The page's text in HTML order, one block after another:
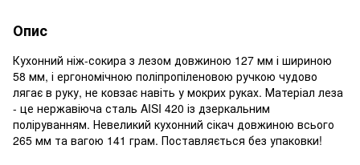
Опис
Кухонний ніж-сокира з лезом довжиною 127 мм і шириною
58 мм, і ергономічною поліпропіленовою ручкою чудово
лягає в руку, не ковзає навіть у мокрих руках. Матеріал леза
- це нержавіюча сталь AISI 420 із дзеркальним
поліруванням. Невеликий кухонний сікач довжиною всього
265 мм та вагою 141 грам. Поставляється без упаковки!